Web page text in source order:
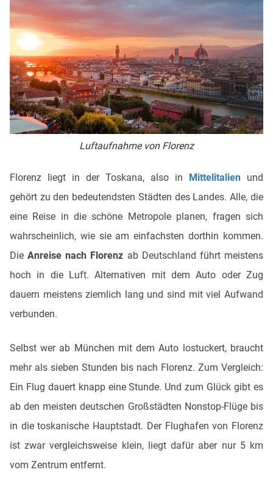
Luftaufnahme von Florenz
Florenz liegt in der Toskana, also in Mittelitalienund
gehört zu den bedeutendsten Städten des Landes. Alle, die
eine Reise in die schöne Metropole planen, fragen sich
wahrscheinlich, wie sie am einfachsten dorthin kommen.
DieAnreise nach Florenz ab Deutschland führt meistens
hoch in die Luft. Alternativen mit dem Auto oder Zug
dauern meistens ziemlich lang und sind mit viel Aufwand
verbunden.
Selbst wer ab München mit dem Auto lostuckert, braucht
mehr als sieben Stunden bis nach Florenz. Zum Vergleich:
Ein Flug dauert knapp eine Stunde. Und zum Glück gibt es
ab den meisten deutschen Großstädten Nonstop-Flüge bis
in die toskanische Hauptstadt. Der Flughafen von Florenz
ist zwar vergleichsweise klein, liegt dafür aber nur 5 km
vom Zentrum entfernt.